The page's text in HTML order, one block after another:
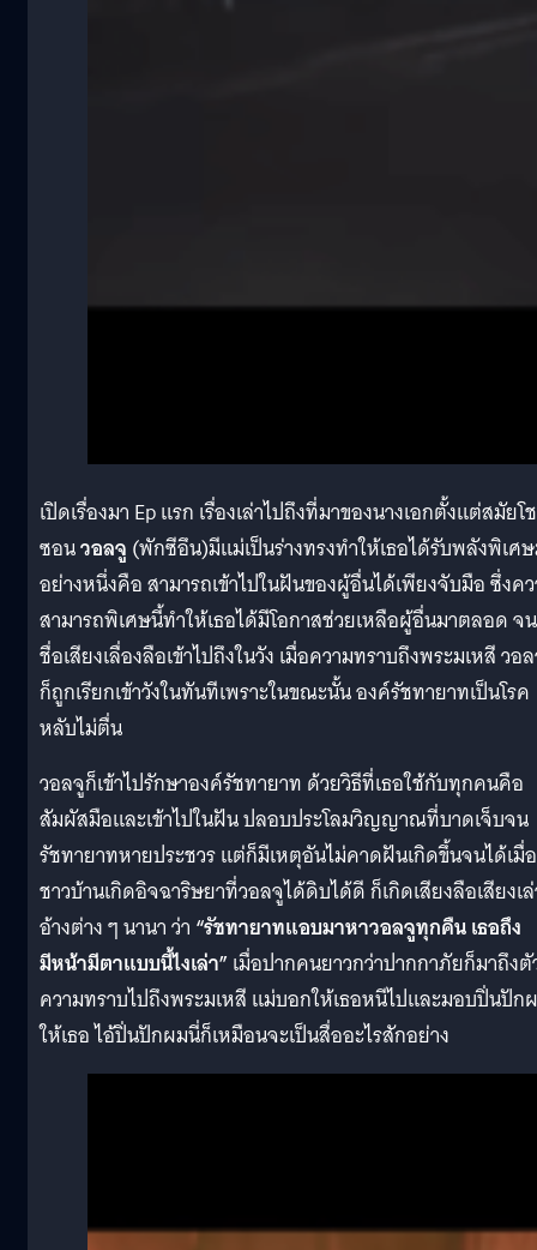
เปิดเรื่องมา Ep แรก เรื่องเล่าไปถึงที่มาของนางเอกตั้งแต่สมัยโช
ซอนวอลจู (พักซีอึน)มีแม่เป็นร่างทรงทำให้เธอได้รับพลังพิเศ
อย่างหนึ่งคือ สามารถเข้าไปในฝันของผู้อื่นได้เพียงจับมือ ซึ่งค
สามารถพิเศษนี้ทำให้เธอได้มีโอกาสช่วยเหลือผู้อื่นมาตลอด จน
ชื่อเสียงเลื่องลือเข้าไปถึงในวัง เมื่อความทราบถึงพระมเหสี วอ
ก็ถูกเรียกเข้าวังในทันทีเพราะในขณะนั้น องค์รัชทายาทเป็นโรค
หลับไม่ตื่น
วอลจูก็เข้าไปรักษาองค์รัชทายาท ด้วยวิธีที่เธอใช้กับทุกคนคือ
สัมผัสมือและเข้าไปในฝัน ปลอบประโลมวิญญาณที่บาดเจ็บจน
รัชทายาทหายประชวร แต่ก็มีเหตุอันไม่คาดฝันเกิดขึ้นจนได้เมื่อ
ชาวบ้านเกิดอิจฉาริษยาที่วอลจูได้ดิบได้ดี ก็เกิดเสียงลือเสียงเ
อ้างต่าง ๆ นานา ว่า “รัชทายาทแอบมาหาวอลจูทุกคืน เธอถึง
มีหน้ามีตาแบบนี้ไงเล่า” เมื่อปากคนยาวกว่าปากกาภัยก็มาถึงตั
ความทราบไปถึงพระมเหสี แม่บอกให้เธอหนีไปและมอบปิ่นปัก
ให้เธอ ไอ้ปิ่นปักผมนี่ก็เหมือนจะเป็นสื่ออะไรสักอย่าง